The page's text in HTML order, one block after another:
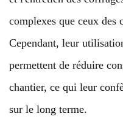
complexes que ceux des
Cependant, leur
permettent de réduire
chantier, ce qui leur
sur le long terme.